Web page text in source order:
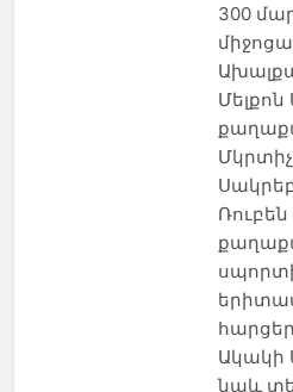
300
Ակակի
նաև